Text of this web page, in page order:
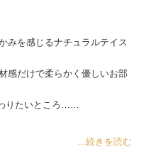
みを感じるナチュラルテイス
感だけで柔らかく優しいお部
りたいところ……
...続きを読む